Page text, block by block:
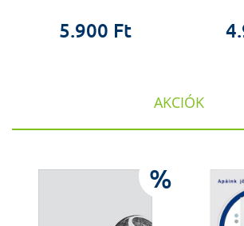
5.900 Ft
AKCIÓK
%